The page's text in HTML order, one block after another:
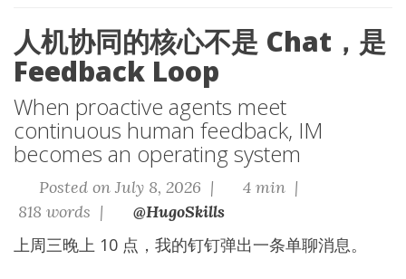
人机协同的核心不是 Chat，是
Feedback Loop
When proactive agents meet
continuous human feedback, IM
becomes an operating system
Posted on July 8, 2026 |
4 min |
818 words |
@HugoSkills
上周三晚上 10 点，我的钉钉弹出一条单聊消息。